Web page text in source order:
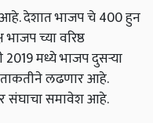
आहे. देशात भाजप चे 400 हुन
च्या वरिष्ठ
मध्ये भाजप दुसऱ्या
ताकतीने लढणार आहे.
संघाचा समावेश आहे.